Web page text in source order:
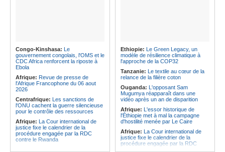
Afrique:Ligue des Champions de la
CAF - L'Espérance exemptée au
premier tour, le Club Africain hérite
du Djoliba AC
Afrique: Un consortium européen
développe un modèle de production
novateur pour les ingrédients
opportunité pour le pays
Angola:Le paiement échelonné
des services touristiques démarre
ce jeudi
Angola:Jiu-jitsu - Le pays
décroche une troisième médaille à
Congo-Kinshasa: Le
gouvernement congolais, l'OMS et le
CDC Africa renforcent la riposte à
Ebola
Afrique: Revue de presse de
l'Afrique Francophone du 06 aout
2026
Centrafrique: Les sanctions de
l'ONU cachent la guerre silencieuse
pour le contrôle des ressources
Afrique: La Cour international de
justice fixe le calendrier de la
procédure engagée par la RDC
contre le Rwanda
Ethiopie: Le Green Legacy, un
modèle de résilience climatique à
l'approche de la COP32
Tanzanie: Le textile au cœur de la
relance de la filière coton
Ouganda: L'opposant Sam
Mugumya réapparaît dans une
vidéo après un an de disparition
Afrique: L'essor historique de
l'Éthiopie met à mal la campagne
d'hostilité menée par Le Caire
Afrique: La Cour international de
justice fixe le calendrier de la
procédure engagée par la RDC